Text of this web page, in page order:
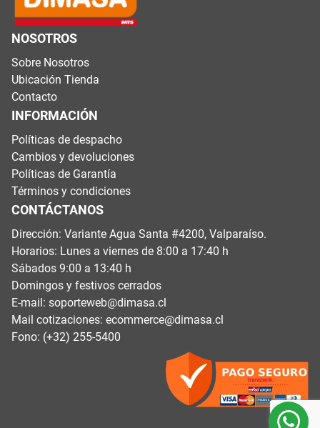
NOSOTROS
Sobre Nosotros
Ubicación Tienda
Contacto
INFORMACIÓN
Políticas de despacho
Cambios y devoluciones
Políticas de Garantía
Términos y condiciones
CONTÁCTANOS
Dirección: Variante Agua Santa #4200, Valparaíso.
Horarios: Lunes a viernes de 8:00 a 17:40 h
Sábados 9:00 a 13:40 h
Domingos y festivos cerrados
E-mail: soporteweb@dimasa.cl
Mail cotizaciones: ecommerce@dimasa.cl
Fono: (+32) 255-5400